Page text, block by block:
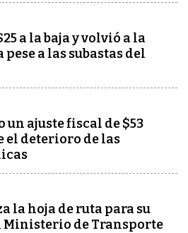
a la baja y volvió a la
a las subastas del
ajuste fiscal de $53
el deterioro de las
la hoja de ruta para su
Ministerio de Transporte